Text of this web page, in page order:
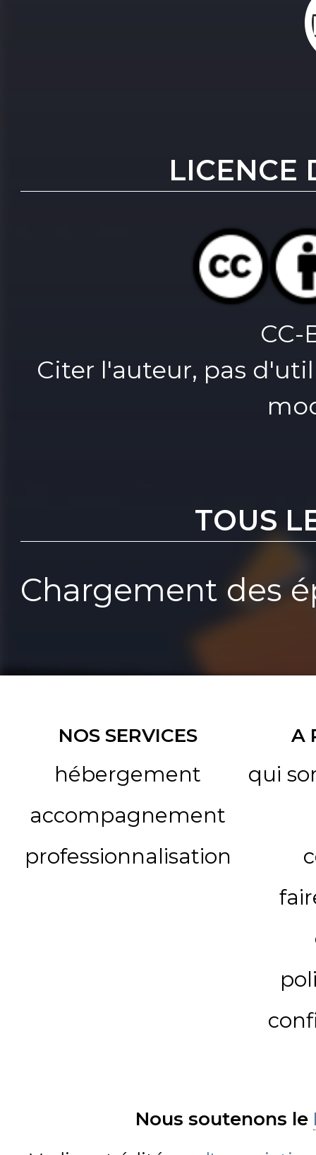
LICENCE
CC-
Citer l'auteur, pas
TOUS
Chargement des
NOS SERVICES
hébergement
accompagnement
professionnalisation
A
qui